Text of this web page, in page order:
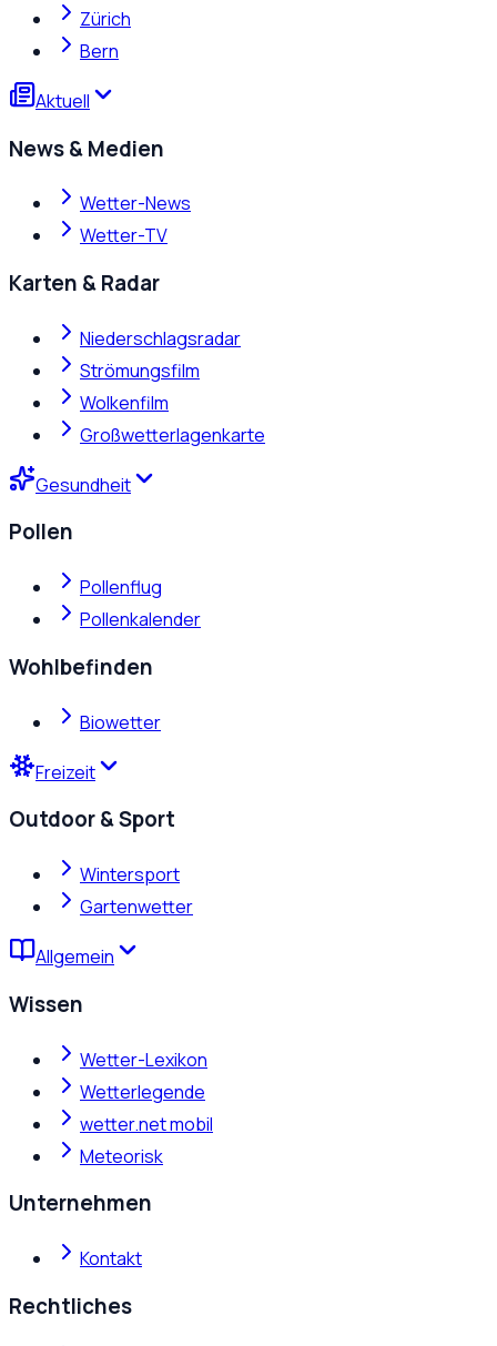
Zürich
Bern
Aktuell
News & Medien
Wetter-News
Wetter-TV
Karten & Radar
Niederschlagsradar
Strömungsfilm
Wolkenfilm
Großwetterlagenkarte
Gesundheit
Pollen
Pollenflug
Pollenkalender
Wohlbefinden
Biowetter
Freizeit
Outdoor & Sport
Wintersport
Gartenwetter
Allgemein
Wissen
Wetter-Lexikon
Wetterlegende
wetter.net mobil
Meteorisk
Unternehmen
Kontakt
Rechtliches